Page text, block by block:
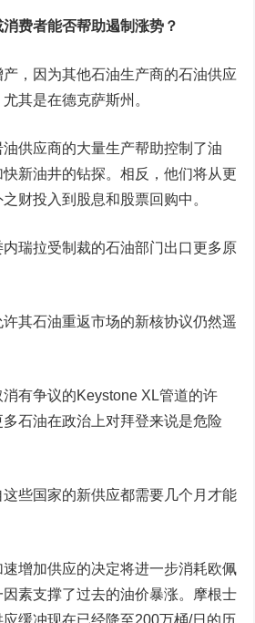
费者能否帮助遏制涨势？
因为其他石油生产商的石油供应
其是在德克萨斯州。
应商的大量生产帮助控制了油
新油井的钻探。相反，他们将从更
财投入到股息和股票回购中。
拉受制裁的石油部门出口更多原
石油重返市场的新核协议仍然遥
争议的Keystone XL管道的许
石油在政治上对拜登来说是危险
国家的新供应都需要几个月才能
加供应的决定将进一步消耗欧佩
素支撑了过去的油价暴涨。
摩根士
缓冲现在已经降至200万桶/日的历